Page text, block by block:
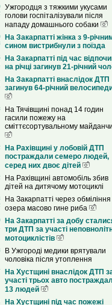
Ужгородця з тяжкими укусами
голови госпіталізували після
нападу домашнього собаки
На Закарпатті жінка з 9-
сином вистрибнули з поїзда
На Закарпатті під час
на річці загинув 21-річний
На Закарпатті внаслідок ДТП
загинув 64-річний
На Тячівщині понад 14 годин
гасили пожежу на
сміттєсортувальному
На Рахівщині у лобовій ДТП
постраждали семеро людей,
серед них двоє дітей
На Рахівщині автомобіль збив
дітей на дитячому мотоциклі
На Закарпатті через обміління
озера масово гине риба
На Закарпатті за добу
три ДТП за участі
мотоциклістів
В Ужгороді медики врятували
чоловіка після утоплення
На Хустщині внаслідок ДТП
участі трьох авто
13 людей
На Хустщині під час пожежі